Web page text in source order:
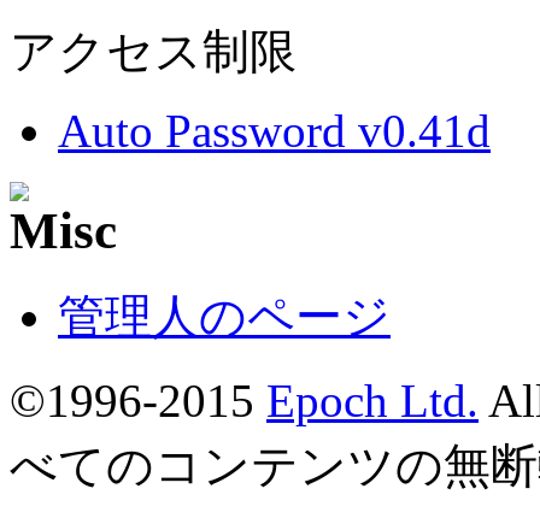
アクセス制限
Auto Password v0.41d
管理人のページ
©1996-2015 Epoch Ltd.
べてのコンテンツの無